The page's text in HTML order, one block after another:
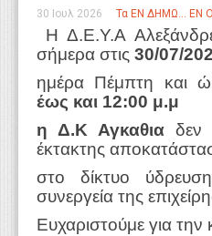
30 Ιουλ 2026 Τα ΕΝ ΔΗΜΩ... ΕΝ
Η Δ.Ε.Υ.Α
σήμερα στις 30/07/
ημέρα Πέμπτη και
έως και 12:00 μ.μ
η Δ.Κ Αγκαθιαδεν
έκτακτης
στο δίκτυο
συνεργεία της
Ευχαριστούμε για